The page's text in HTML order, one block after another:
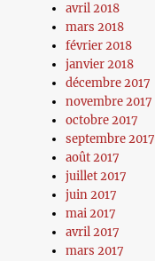
avril 2018
mars 2018
février 2018
janvier 2018
décembre 2017
novembre 2017
octobre 2017
septembre 2017
août 2017
juillet 2017
juin 2017
mai 2017
avril 2017
mars 2017